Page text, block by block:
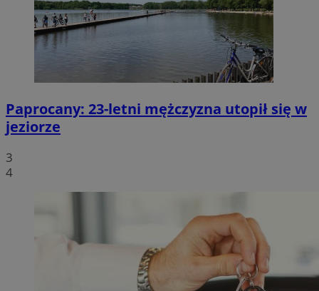
Paprocany: 23-letni mężczyzna utopił się w
jeziorze
3
4